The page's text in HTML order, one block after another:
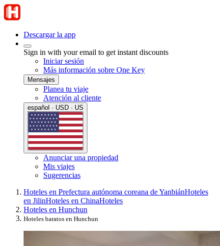
Descargar la app
Sign in with your email to get instant discounts
Iniciar sesión
Más información sobre One Key
Mensajes
Planea tu viaje
Atención al cliente
español · USD · US
Anunciar una propiedad
Mis viajes
Sugerencias
Hoteles en Prefectura autónoma coreana de YanbiánHoteles
en JilinHoteles en ChinaHoteles
Hoteles en Hunchun
Hoteles baratos en Hunchun